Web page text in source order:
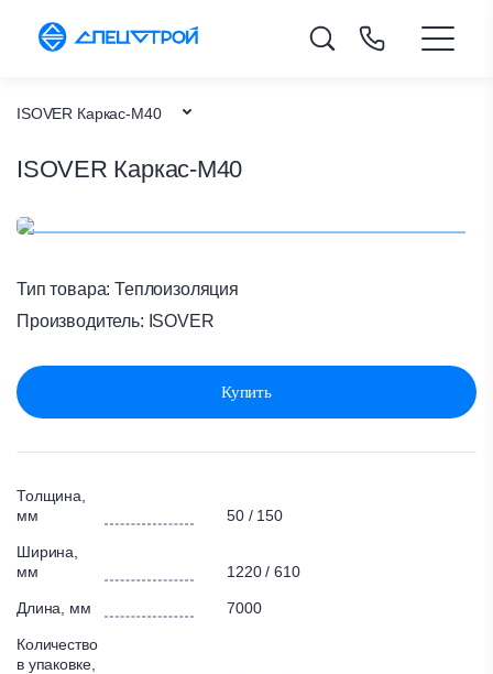
ISOVER Каркас-М40
Каталог товаров
ISOVER Каркас-М40
Тип товара: Теплоизоляция
Производитель: ISOVER
Купить
Толщина,
мм
50 / 150
Ширина,
мм
1220 / 610
Длина, мм 7000
Количество
в упаковке,